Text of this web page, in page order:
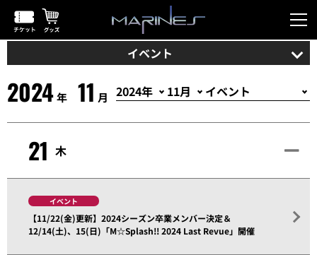
イベント
2024年 11 月
21 木
イベント
【11/22(金)更新】2024シーズン卒業メンバー決定＆
12/14(土)、15(日)「M☆Splash!! 2024 Last Revue」開催